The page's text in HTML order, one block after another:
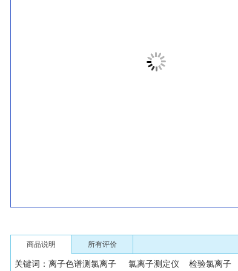
商品说明 所有评价
关键词：离子色谱测氯离子 氯离子测定仪 检验氯离子